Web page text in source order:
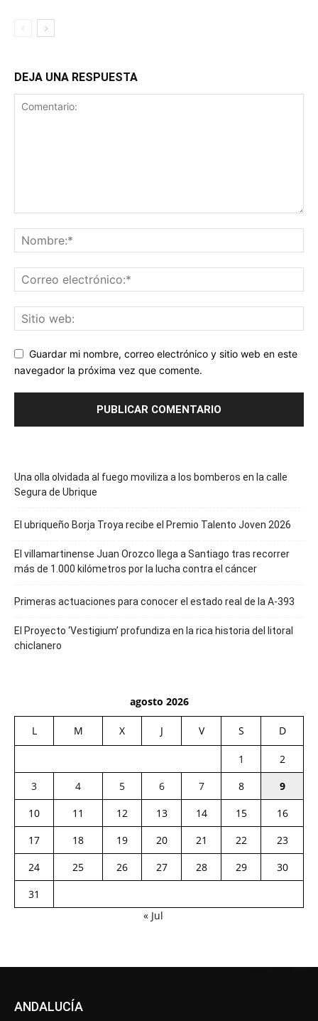
DEJA UNA RESPUESTA
Guardar mi nombre, correo electrónico y sitio web en este
navegador la próxima vez que comente.
Una olla olvidada al fuego moviliza a los bomberos en la calle
Segura de Ubrique
El ubriqueño Borja Troya recibe el Premio Talento Joven 2026
El villamartinense Juan Orozco llega a Santiago tras recorrer
más de 1.000 kilómetros por la lucha contra el cáncer
Primeras actuaciones para conocer el estado real de la A-393
El Proyecto ‘Vestigium’ profundiza en la rica historia del litoral
chiclanero
agosto 2026
L M X J V S D
1
2
3
4 5 6 7 8
9
10
11 12 13 14 15
16
17
18 19 20 21 22
23
24
25 26 27 28 29
30
31
« Jul
ANDALUCÍA